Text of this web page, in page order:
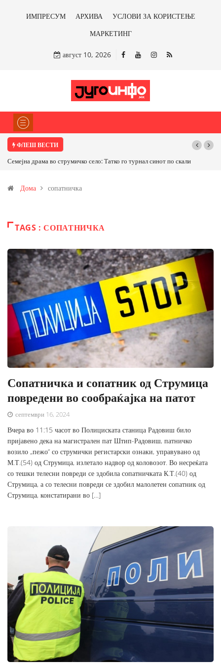
ИМПРЕСУМ АРХИВА
УСЛОВИ ЗА КОРИСТЕЊЕ
МАРКЕТИНГ
август 10, 2026
ФЛЕШ ВЕСТИ
скалиТРАМП НАРЕДИ ВОЈСКАТА ДА КОРИСТИ МЕТАЛИ САМО ОД
бакарот од Иловица и со антимонот?
Дома сопатничка
TAGS : СОПАТНИЧКА
Сопатничка и сопатник од Струмица
повредени во сообраќајка на патот
септември 16, 2024
Вчера во 11:15 часот во Полициската станица Радовиш било
пријавено дека на магистрален пат Штип-Радовиш, патничко
возило „пежо“ со струмички регистарски ознаки, управувано од
М.Т.(54) од Струмица, излетало надвор од коловозот. Во несреќата
со тешки телесни повреди се здобила сопатничката К.Т.(40) од
Струмица, а со телесни повреди се здобил малолетен сопатник од
Струмица, констатирани во […]